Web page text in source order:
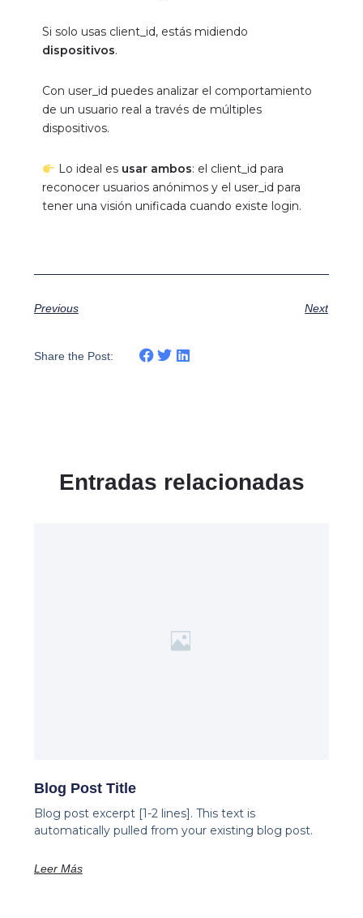
Si solo usas client_id, estás midiendo
dispositivos.
Con user_id puedes analizar el comportamiento
de un usuario real a través de múltiples
dispositivos.
Lo ideal es usar ambos: el client_id para
reconocer usuarios anónimos y el user_id para
tener una visión unificada cuando existe login.
Previous Next
Share the Post:
Entradas relacionadas
Blog Post Title
Blog post excerpt [1-2 lines]. This text is
automatically pulled from your existing blog post.
Leer Más